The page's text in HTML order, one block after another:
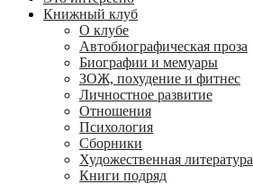
Книжный клуб
О клубе
Автобиографическая проза
Биографии и мемуары
ЗОЖ, похудение и фитнес
Личностное развитие
Отношения
Психология
Сборники
Художественная литература
Книги подряд